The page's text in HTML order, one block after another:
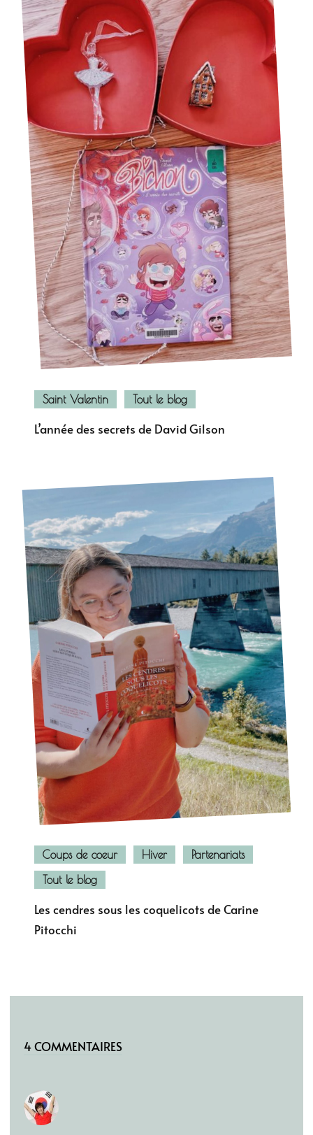
Saint Valentin Tout le blog
L’année des secrets de David Gilson
Coups de coeur Hiver
Partenariats
Tout le blog
Les cendres sous les coquelicots de Carine
Pitocchi
4 COMMENTAIRES